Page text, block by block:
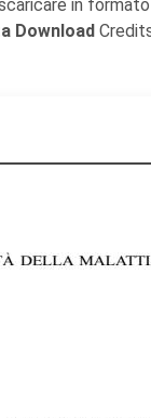
in
Download